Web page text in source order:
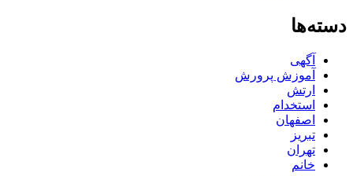
دسته‌ها
آگهی
آموزش پرورش
ارتش
استخدام
اصفهان
تبریز
تهران
خانم